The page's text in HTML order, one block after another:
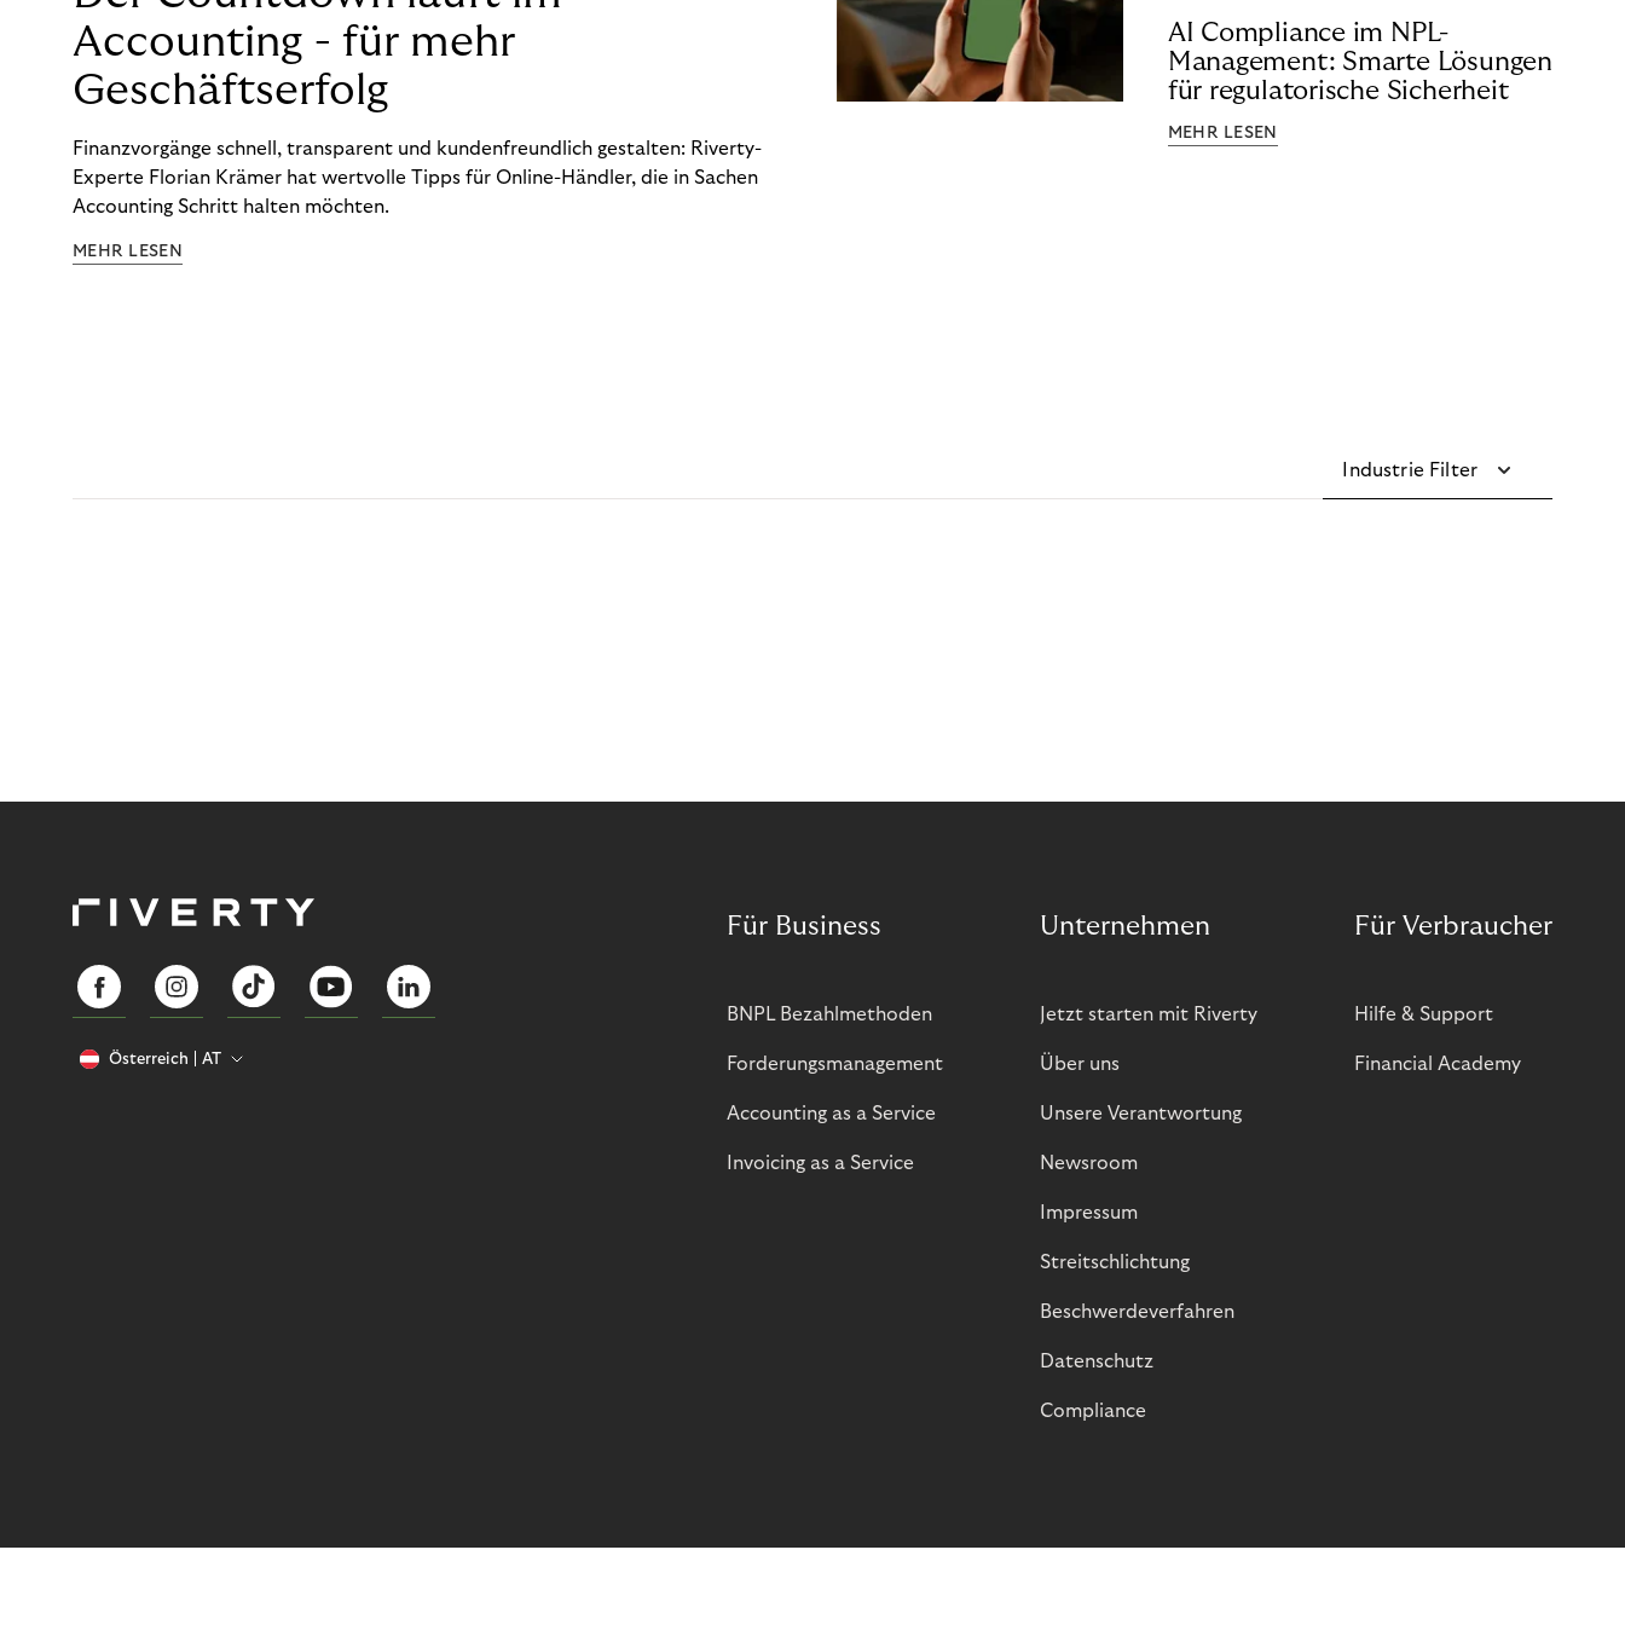
Accounting - für mehr
Geschäftserfolg
Finanzvorgänge schnell, transparent und kundenfreundlich gestalten: Riverty-
Experte Florian Krämer hat wertvolle Tipps für Online-Händler, die in Sachen
Accounting Schritt halten möchten.
MEHR LESEN
AI Compliance im NPL-
Management: Smarte Lösungen
für regulatorische Sicherheit
MEHR LESEN
Industrie Filter
Österreich AT
Für Business
BNPL Bezahlmethoden
Forderungsmanagement
Accounting as a Service
Invoicing as a Service
Unternehmen
Jetzt starten mit Riverty
Über uns
Unsere Verantwortung
Newsroom
Impressum
Streitschlichtung
Beschwerdeverfahren
Datenschutz
Compliance
Für Verbraucher
Hilfe & Support
Financial Academy